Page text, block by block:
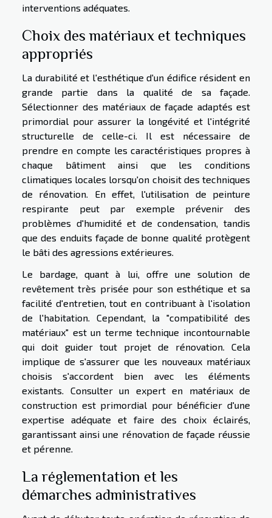
interventions adéquates.
Choix des matériaux et techniques
appropriés
La durabilité et l'esthétique d'un édifice résident en
grande partie dans la qualité de sa façade.
Sélectionner des matériaux de façade adaptés est
primordial pour assurer la longévité et l'intégrité
structurelle de celle-ci. Il est nécessaire de
prendre en compte les caractéristiques propres à
chaque bâtiment ainsi que les conditions
climatiques locales lorsqu'on choisit des techniques
de rénovation. En effet, l'utilisation de peinture
respirante peut par exemple prévenir des
problèmes d'humidité et de condensation, tandis
que des enduits façade de bonne qualité protègent
le bâti des agressions extérieures.
Le bardage, quant à lui, offre une solution de
revêtement très prisée pour son esthétique et sa
facilité d'entretien, tout en contribuant à l'isolation
de l'habitation. Cependant, la "compatibilité des
matériaux" est un terme technique incontournable
qui doit guider tout projet de rénovation. Cela
implique de s'assurer que les nouveaux matériaux
choisis s'accordent bien avec les éléments
existants. Consulter un expert en matériaux de
construction est primordial pour bénéficier d'une
expertise adéquate et faire des choix éclairés,
garantissant ainsi une rénovation de façade réussie
et pérenne.
La réglementation et les
démarches administratives